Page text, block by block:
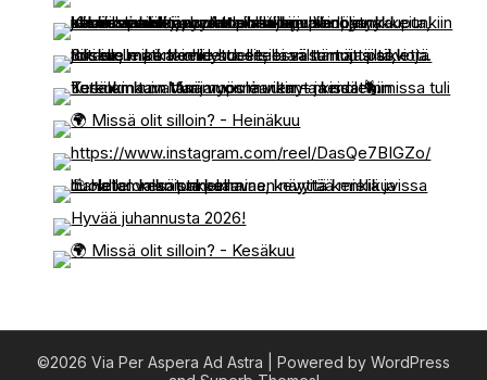
©2026 Via Per Aspera Ad Astra
| Powered by WordPress